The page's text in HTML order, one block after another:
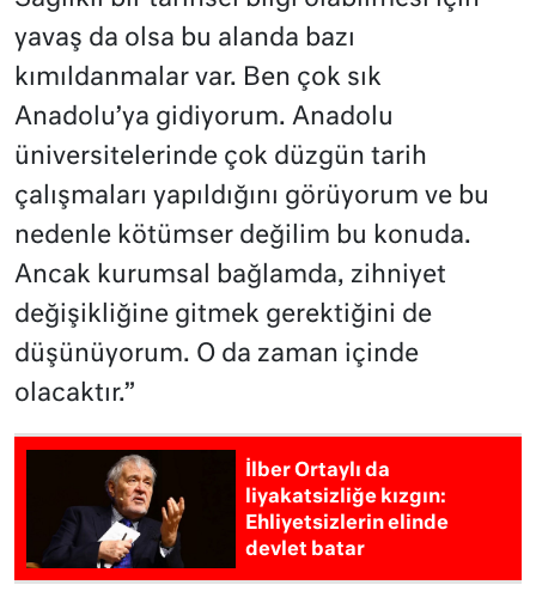
yavaş da olsa bu alanda bazı
kımıldanmalar var. Ben çok sık
Anadolu’ya gidiyorum. Anadolu
üniversitelerinde çok düzgün tarih
çalışmaları yapıldığını görüyorum ve bu
nedenle kötümser değilim bu konuda.
Ancak kurumsal bağlamda, zihniyet
değişikliğine gitmek gerektiğini de
düşünüyorum. O da zaman içinde
olacaktır.”
İlber Ortaylı da
liyakatsizliğe kızgın:
Ehliyetsizlerin elinde
devlet batar